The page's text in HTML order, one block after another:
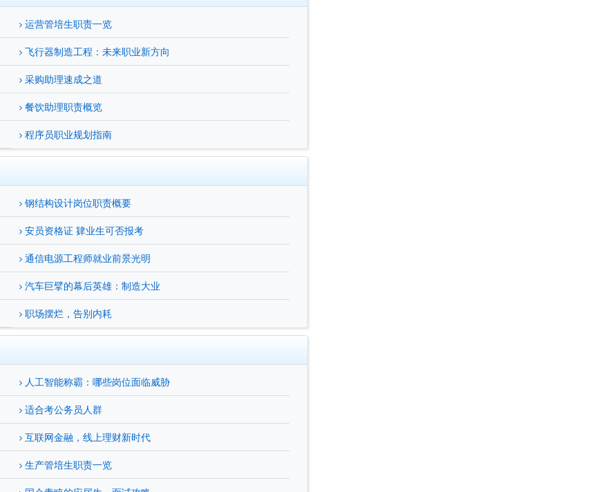
运营管培生职责一览
飞行器制造工程：未来职业新方向
采购助理速成之道
餐饮助理职责概览
程序员职业规划指南
钢结构设计岗位职责概要
安员资格证 肄业生可否报考
通信电源工程师就业前景光明
汽车巨擘的幕后英雄：制造大业
职场摆烂，告别内耗
人工智能称霸：哪些岗位面临威胁
适合考公务员人群
互联网金融，线上理财新时代
生产管培生职责一览